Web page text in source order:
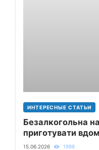
ИНТЕРЕСНЫЕ СТАТЬИ
Безалкогольна
приготувати
15.06.2026 1998